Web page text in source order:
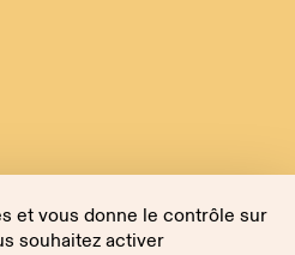
et vous donne le contrôle sur
souhaitez activer